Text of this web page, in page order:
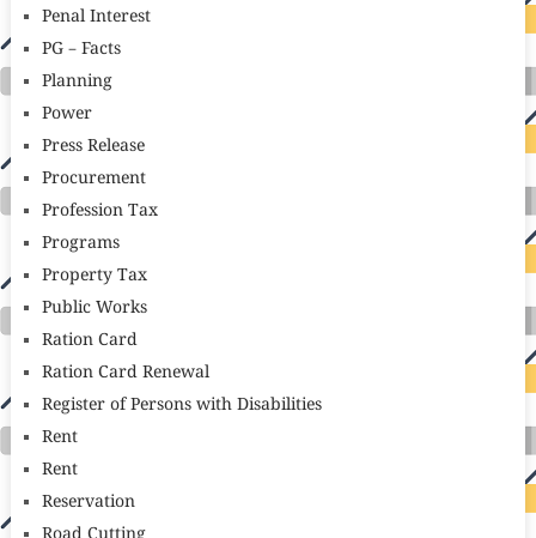
Penal Interest
PG – Facts
Planning
Power
Press Release
Procurement
Profession Tax
Programs
Property Tax
Public Works
Ration Card
Ration Card Renewal
Register of Persons with Disabilities
Rent
Rent
Reservation